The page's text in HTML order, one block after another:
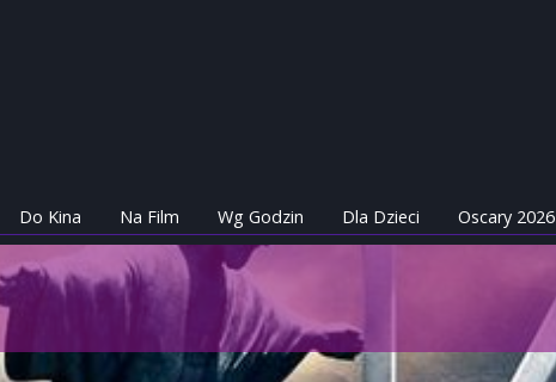
Do Kina Na Film Wg Godzin Dla Dzieci Oscary 2026